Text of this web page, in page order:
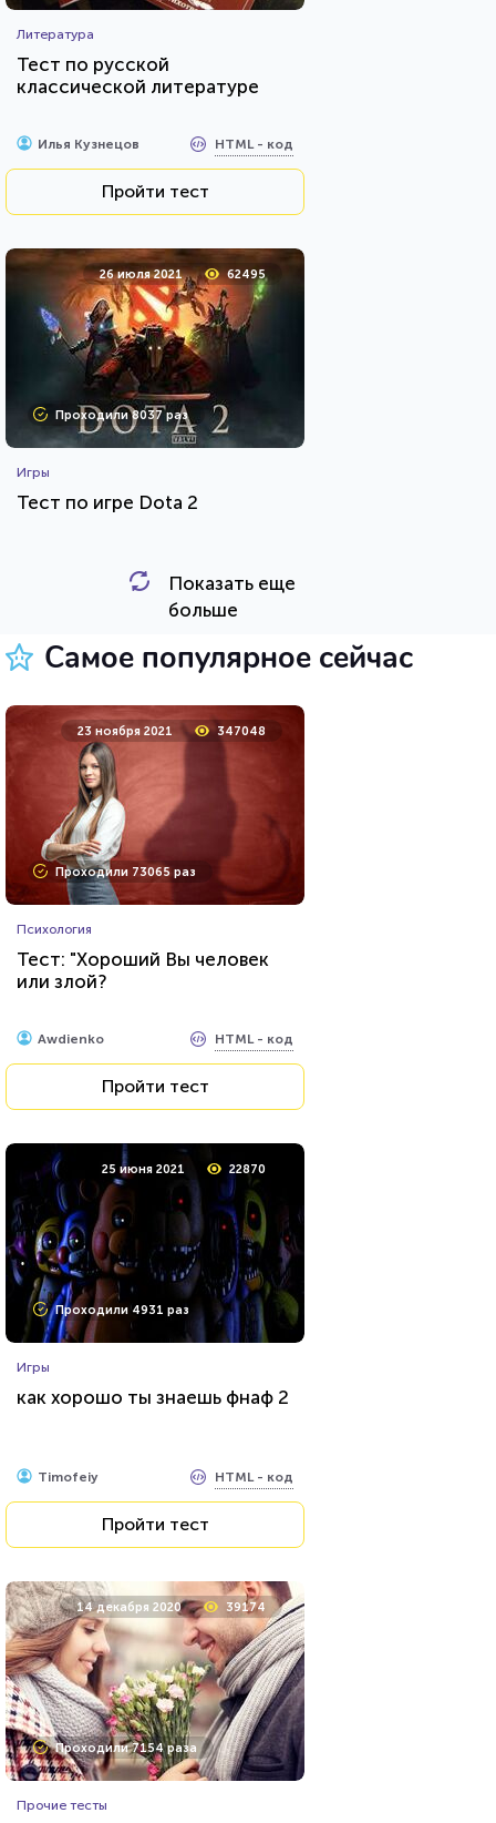
Литература
Тест по русской
классической литературе
Илья Кузнецов HTML - код
Пройти тест
26 июля 2021 62495
Проходили 8037 раз
Игры
Тест по игре Dota 2
HTML - код
5 октября 2021
Проходили 9707 раз
Тест на уникальность: "Что
Вы видите первым?"
Пройти тест
9 августа 2021
Проходили 7462 раза
Тест: Мизантроп ли вы?
Пройти тест
28 января 2021 13691
Проходили 1504 раза
Тест на знание столиц
Показать еще
больше
Самое популярное сейчас
23 ноября 2021 347048
Проходили 73065 раз
Психология
Тест: "Хороший Вы человек
или злой?
Awdienko HTML - код
Пройти тест
25 июня 2021 22870
Проходили 4931 раз
Игры
как хорошо ты знаешь фнаф 2
Timofeiy HTML - код
Пройти тест
14 декабря 2020 39174
Проходили 7154 раза
Прочие тесты